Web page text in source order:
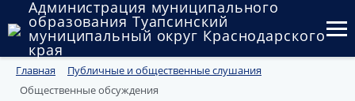
Администрация муниципального
образования Туапсинский
муниципальный округ Краснодарского
края
Округ
Главная
Публичные и общественные слушания
Общественные обсуждения